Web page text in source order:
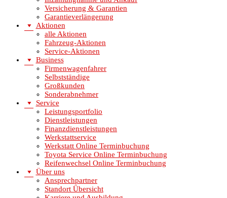
Versicherung & Garantien
Garantieverlängerung
Aktionen
alle Aktionen
Fahrzeug-Aktionen
Service-Aktionen
Business
Firmenwagenfahrer
Selbstständige
Großkunden
Sonderabnehmer
Service
Leistungsportfolio
Dienstleistungen
Finanzdienstleistungen
Werkstattservice
Werkstatt Online Terminbuchung
Toyota Service Online Terminbuchung
Reifenwechsel Online Terminbuchung
Über uns
Ansprechpartner
Standort Übersicht